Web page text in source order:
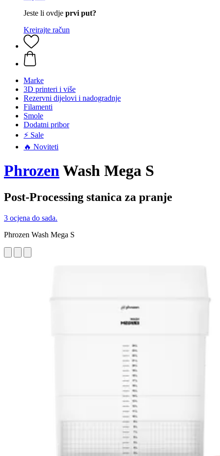
Jeste li ovdje prvi put?
Kreirajte račun
Marke
3D printeri i više
Rezervni dijelovi i nadogradnje
Filamenti
Smole
Dodatni pribor
⚡ Sale
🔥 Noviteti
PhrozenWash Mega S
Post-Processing stanica za pranje
3 ocjena do sada.
Phrozen Wash Mega S